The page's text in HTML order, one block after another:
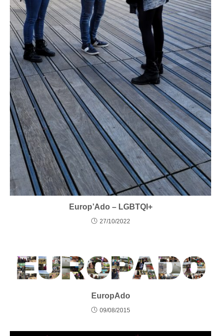
Europ’Ado – LGBTQI+
27/10/2022
EuropAdo
09/08/2015